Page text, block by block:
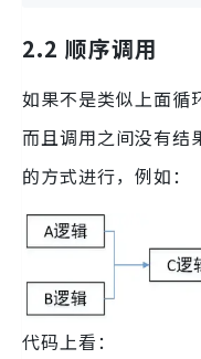
2.2 顺序调用
如果不是类似上面循
而且调用之间没有结
的方式进行，例如：
代码上看：